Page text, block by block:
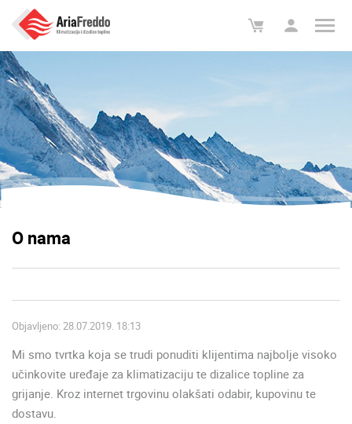
O nama
Objavljeno: 28.07.2019. 18:13
Mi smo tvrtka koja se trudi ponuditi klijentima najbolje visoko
učinkovite uređaje za klimatizaciju te dizalice topline za
grijanje. Kroz internet trgovinu olakšati odabir, kupovinu te
dostavu.